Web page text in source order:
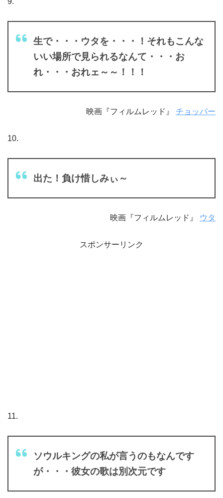
生で・・・ウタを・・・！それもこんな
いい場所で見られるなんて・・・お
れ・・・おれェ～～！！！
映画『フィルムレッド』 チョッパー
10.
出た！負け惜しみぃ～
映画『フィルムレッド』 ウタ
スポンサーリンク
11.
ソウルキングの私が言うのもなんです
が・・・彼女の歌は別次元です